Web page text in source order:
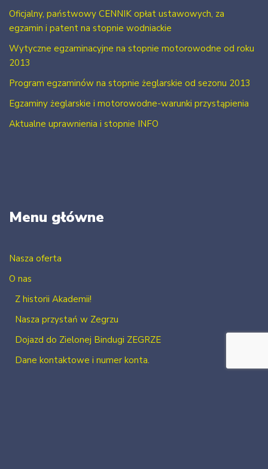
Oficjalny, państwowy CENNIK opłat ustawowych, za
egzamin i patent na stopnie wodniackie
Wytyczne egzaminacyjne na stopnie motorowodne od roku
2013
Program egzaminów na stopnie żeglarskie od sezonu 2013
Egzaminy żeglarskie i motorowodne-warunki przystąpienia
Aktualne uprawnienia i stopnie INFO
Menu główne
Nasza oferta
O nas
Z historii Akademii!
Nasza przystań w Zegrzu
Dojazd do Zielonej Bindugi ZEGRZE
Dane kontaktowe i numer konta.